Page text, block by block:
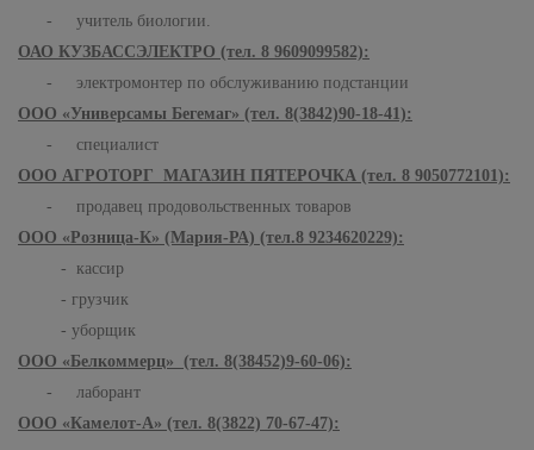
- учитель биологии.
ОАО КУЗБАССЭЛЕКТРО (тел. 8 9609099582):
- электромонтер по обслуживанию подстанции
ООО «Универсамы Бегемаг» (тел. 8(3842)90-18-41):
- специалист
ООО АГРОТОРГ МАГАЗИН ПЯТЕРОЧКА (тел. 8 9050772101):
- продавец продовольственных товаров
ООО «Розница-К» (Мария-РА) (тел.8 9234620229):
- кассир
- грузчик
- уборщик
ООО «Белкоммерц» (тел. 8(38452)9-60-06):
- лаборант
ООО «Камелот-А» (тел. 8(3822) 70-67-47):